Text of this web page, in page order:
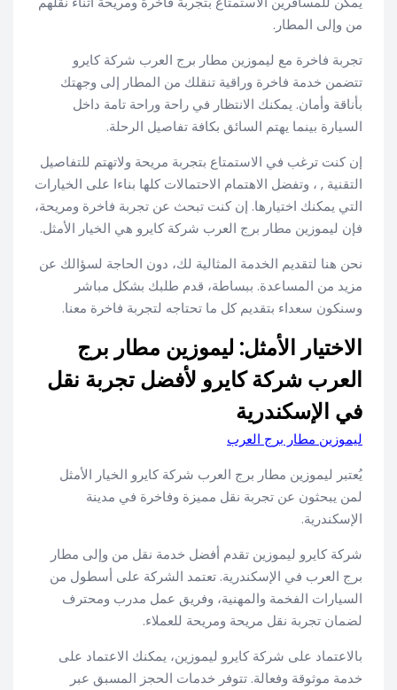
من وإلى المطار.
تجربة فاخرة مع ليموزين مطار برج العرب شركة كايرو
تتضمن خدمة فاخرة وراقية تنقلك من المطار إلى وجهتك
بأناقة وأمان. يمكنك الانتظار في راحة وراحة تامة داخل
السيارة بينما يهتم السائق بكافة تفاصيل الرحلة.
إن كنت ترغب في الاستمتاع بتجربة مريحة ولاتهتم للتفاصيل
التقنية , ، وتفضل الاهتمام الاحتمالات كلها بناءا على الخيارات
التي يمكنك اختيارها. إن كنت تبحث عن تجربة فاخرة ومريحة،
فإن ليموزين مطار برج العرب شركة كايرو هي الخيار الأمثل.
نحن هنا لتقديم الخدمة المثالية لك، دون الحاجة لسؤالك عن
مزيد من المساعدة. ببساطة، قدم طلبك بشكل مباشر
وسنكون سعداء بتقديم كل ما تحتاجه لتجربة فاخرة معنا.
الاختيار الأمثل: ليموزين مطار برج
العرب شركة كايرو لأفضل تجربة نقل
في الإسكندرية
ليموزين مطار برج العرب
يُعتبر ليموزين مطار برج العرب شركة كايرو الخيار الأمثل
لمن يبحثون عن تجربة نقل مميزة وفاخرة في مدينة
الإسكندرية.
شركة كايرو ليموزين تقدم أفضل خدمة نقل من وإلى مطار
برج العرب في الإسكندرية. تعتمد الشركة على أسطول من
السيارات الفخمة والمهنية، وفريق عمل مدرب ومحترف
لضمان تجربة نقل مريحة ومريحة للعملاء.
بالاعتماد على شركة كايرو ليموزين، يمكنك الاعتماد على
خدمة موثوقة وفعالة. تتوفر خدمات الحجز المسبق عبر